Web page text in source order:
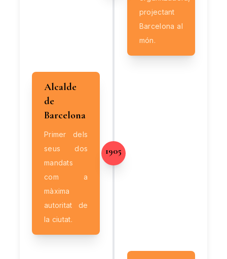
projectant
Barcelona al
món.
1905
Alcalde
de
Barcelona
Primer dels
seus dos
mandats
com a
màxima
autoritat de
la ciutat.